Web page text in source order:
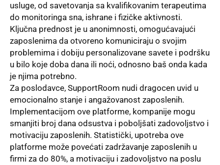
usluge, od savetovanja sa kvalifikovanim terapeutima
do monitoringa sna, ishrane i fizičke aktivnosti.
Ključna prednost je u anonimnosti, omogućavajući
zaposlenima da otvoreno komuniciraju o svojim
problemima i dobiju personalizovane savete i podršku
u bilo koje doba dana ili noći, odnosno baš onda kada
je njima potrebno.
Za poslodavce, SupportRoom nudi dragocen uvid u
emocionalno stanje i angažovanost zaposlenih.
Implementacijom ove platforme, kompanije mogu
smanjiti broj dana odsustva i poboljšati zadovoljstvo i
motivaciju zaposlenih. Statistički, upotreba ove
platforme može povećati zadržavanje zaposlenih u
firmi za do 80%, a motivaciju i zadovoljstvo na poslu